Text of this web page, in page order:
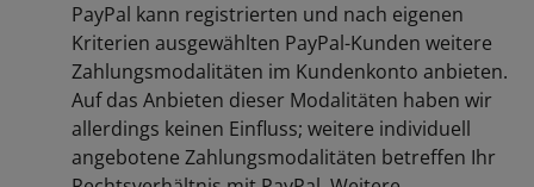
PayPal kann registrierten und nach eigenen
Kriterien ausgewählten PayPal-Kunden weitere
Zahlungsmodalitäten im Kundenkonto anbieten.
Auf das Anbieten dieser Modalitäten haben wir
allerdings keinen Einfluss; weitere individuell
angebotene Zahlungsmodalitäten betreffen Ihr